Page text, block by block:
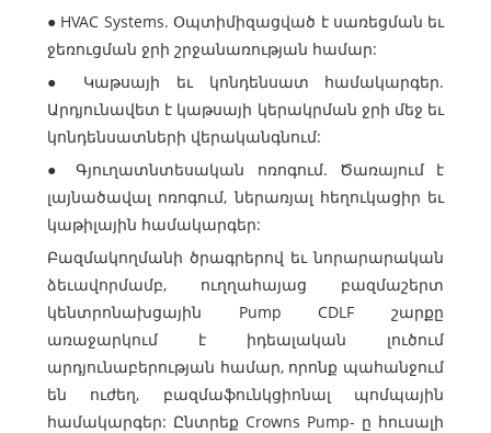
● HVAC Systems. Օպտիմիզացված է սառեցման եւ
ջեռուցման ջրի շրջանառության համար:
● Կաթսայի եւ կոնդենսատ համակարգեր.
Արդյունավետ է կաթսայի կերակրման ջրի մեջ եւ
կոնդենսատների վերականգնում:
● Գյուղատնտեսական ոռոգում. Ծառայում է
լայնածավալ ոռոգում, ներառյալ հեղուկացիր եւ
կաթիլային համակարգեր:
Բազմակողմանի ծրագրերով եւ նորարարական
ձեւավորմամբ, ուղղահայաց բազմաշերտ
կենտրոնախցային Pump CDLF շարքը
առաջարկում է իդեալական լուծում
արդյունաբերության համար, որոնք պահանջում
են ուժեղ, բազմաֆունկցիոնալ պոմպային
համակարգեր: Ընտրեք Crowns Pump- ը հուսալի